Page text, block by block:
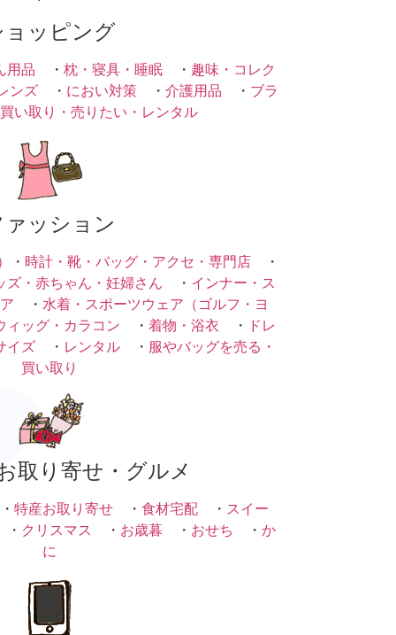
ョッピング
用品 ・ 枕・寝具・睡眠 ・ 趣味・コレク
ンズ・ におい対策・ 介護用品 ・ ブラ
買い取り・売りたい・レンタル
ァッション
・ 時計・靴・バッグ・アクセ・専門店・
ズ・赤ちゃん・妊婦さん ・ インナー・ス
・ 水着・スポーツウェア（ゴルフ・ヨ
ィッグ・カラコン ・ 着物・浴衣 ・ ドレ
イズ ・ レンタル ・ 服やバッグを売る・
買い取り
取り寄せ・グルメ
特産お取り寄せ ・ 食材宅配 ・ スイー
クリスマス ・ お歳暮 ・ おせち ・ か
に